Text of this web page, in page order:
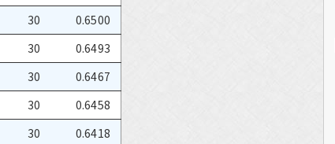
30
0.6500
30
0.6493
30
0.6467
30
0.6458
30
0.6418